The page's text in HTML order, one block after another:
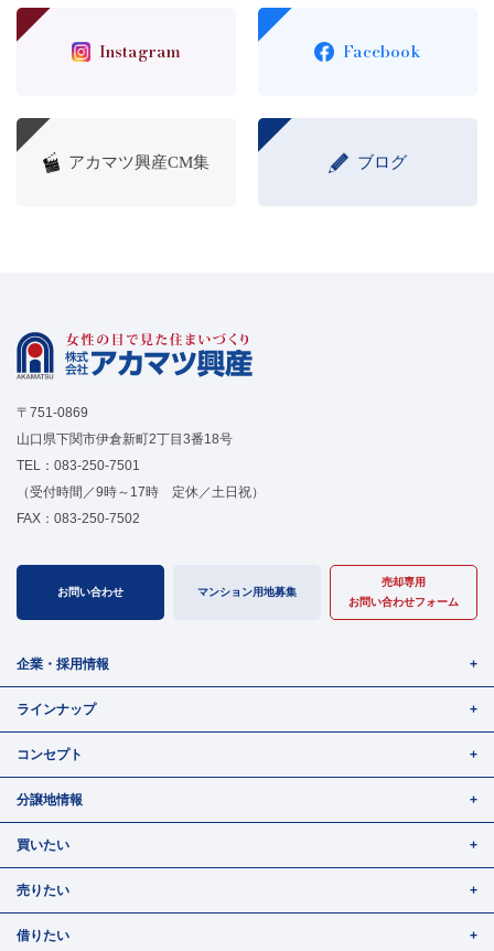
Instagram Facebook
アカマツ興産CM集 ブログ
〒751-0869
山口県下関市伊倉新町2丁目3番18号
TEL： 083-250-7501
（受付時間／9時～17時 定休／土日祝）
FAX：083-250-7502
お問い合わせ マンション用地募集
売却専用
お問い合わせフォーム
企業・採用情報
ラインナップ
コンセプト
分譲地情報
買いたい
売りたい
借りたい